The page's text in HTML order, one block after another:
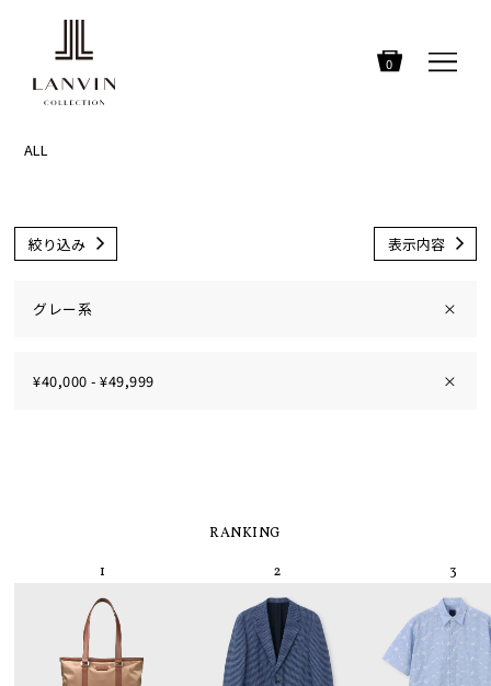
0
ALL
絞り込み 表示内容
グレー系 ×
¥40,000 - ¥49,999 ×
RANKING